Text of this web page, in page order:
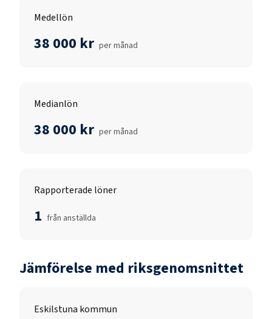
Medellön
38 000 kr per månad
Medianlön
38 000 kr per månad
Rapporterade löner
1 från anställda
Jämförelse med riksgenomsnittet
Eskilstuna kommun